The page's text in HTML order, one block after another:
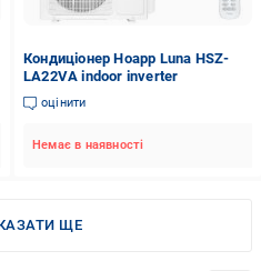
Кондиціонер Hoapp Luna HSZ-
LA22VA indoor inverter
оцінити
Немає в наявності
ЩЕ